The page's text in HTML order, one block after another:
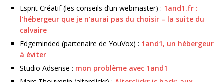
Esprit Créatif (les conseils d’un webmaster) : 1and1.fr :
l’hébergeur que je n’aurai pas du choisir – la suite du
calvaire
Edgeminded (partenaire de YouVox) : 1and1, un hébergeur
à éviter
Studio Adsense : mon problème avec 1and1